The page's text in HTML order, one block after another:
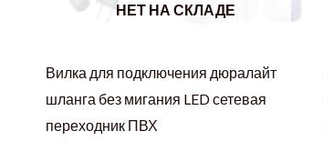
НЕТ НА СКЛАДЕ
Вилка для подключения дюралайт
шланга без мигания LED сетевая
переходник ПВХ